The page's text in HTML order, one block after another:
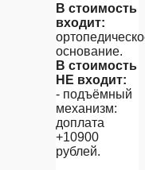
В стоимость
входит:
основание.
В стоимость
НЕ входит:
- подъёмный
механизм:
доплата
+10900
рублей.